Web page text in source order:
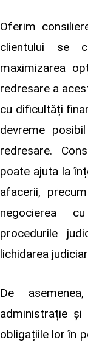
Oferim
clientului se
maximizarea
redresare a
cu dificultăți
devreme
redresare.
poate ajuta la
afacerii,
negocierea
procedurile
lichidarea
De
administrație
obligațiile lor în